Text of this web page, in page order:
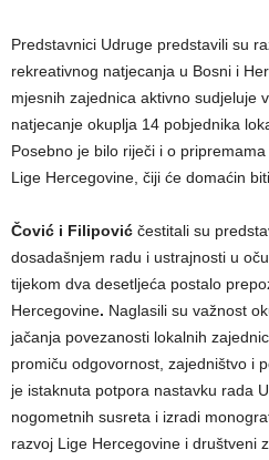
Predstavnici Udruge predstavili su
rekreativnog natjecanja u Bosni i
mjesnih zajednica aktivno sudjeluje
natjecanje okuplja 14 pobjednika
Posebno je bilo riječi i o
Lige Hercegovine, čiji će domaćin
Čović i Filipović čestitali su
dosadašnjem radu i ustrajnosti u
tijekom dva desetljeća postalo
Hercegovine. Naglasili su važnost
jačanja povezanosti lokalnih
promiču odgovornost, zajedništvo i
je istaknuta potpora nastavku rada
nogometnih susreta i izradi
razvoj Lige Hercegovine i društveni